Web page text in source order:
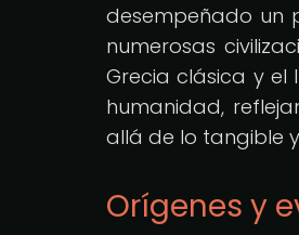
desempeñado un
numerosas
Grecia clásica y el
humanidad,
allá de lo tangible
Orígenes y